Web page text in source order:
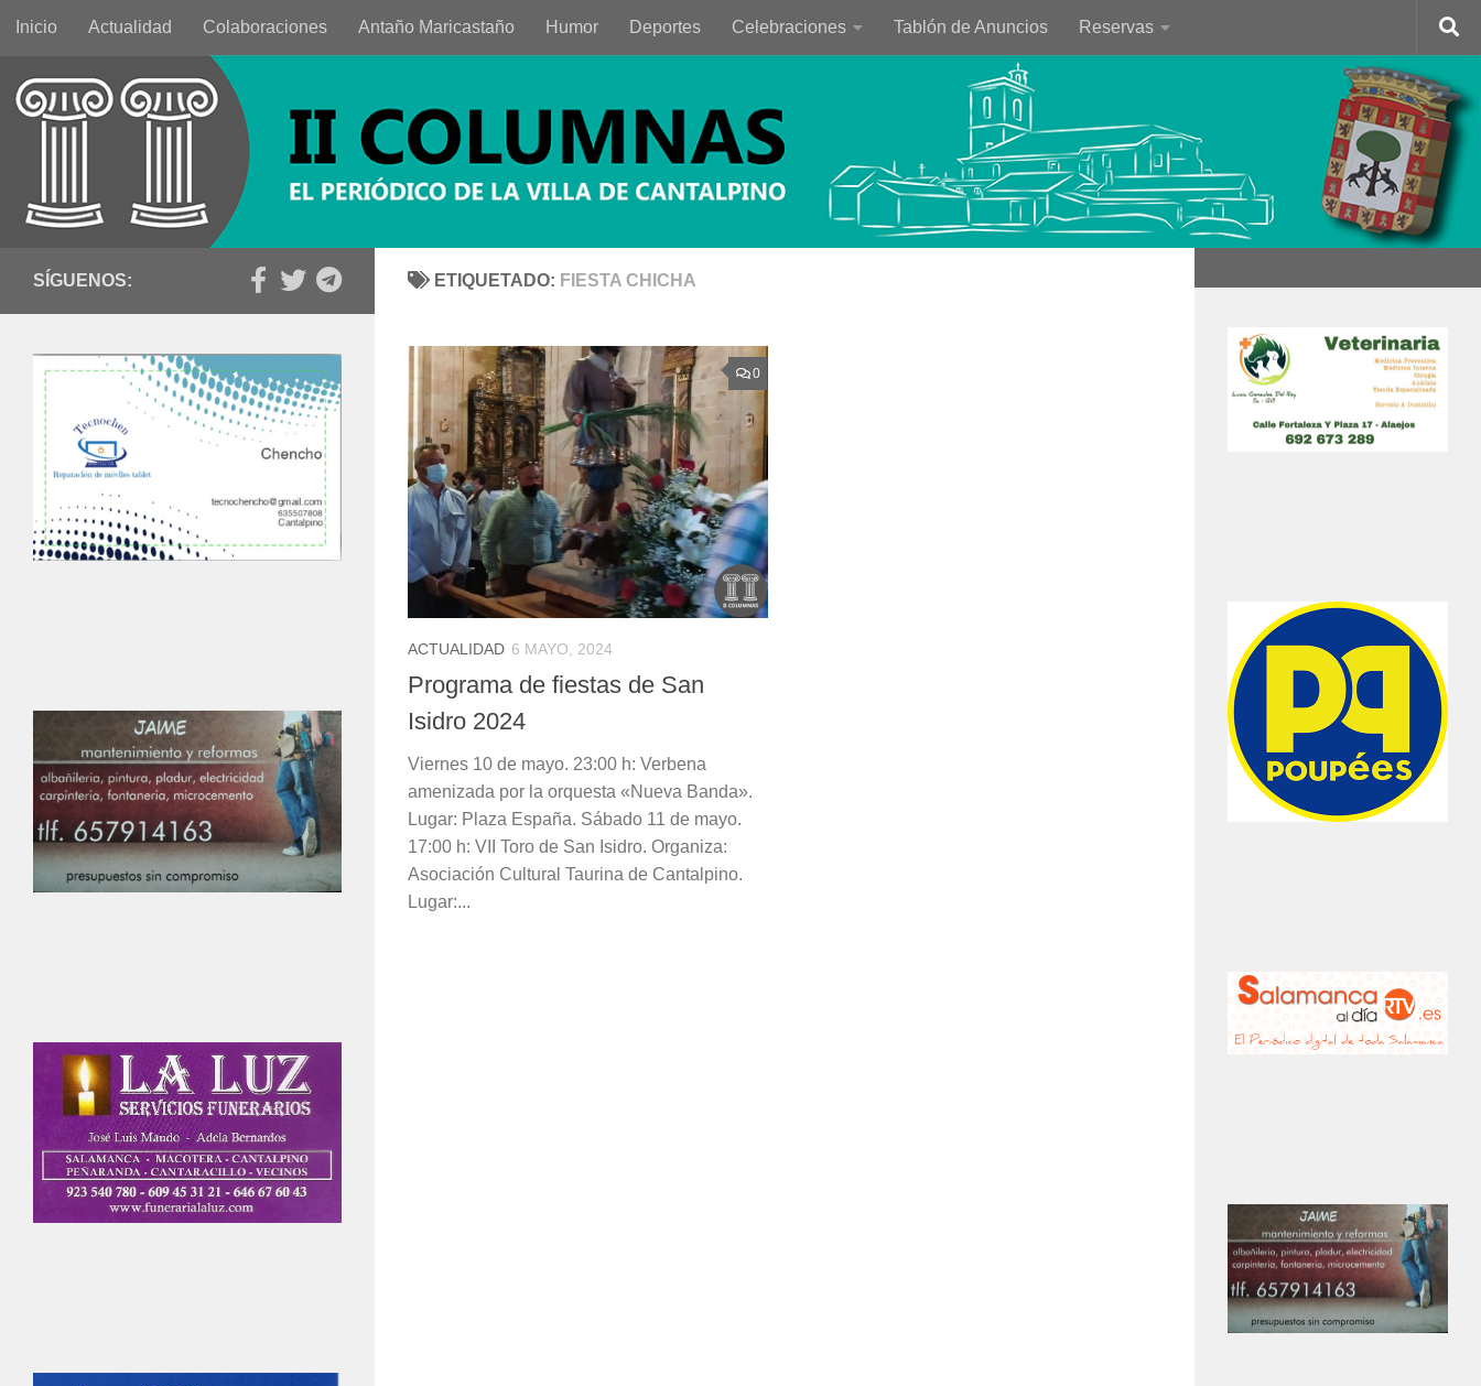
Saltar al contenido
Inicio Actualidad Colaboraciones Antaño Maricastaño Humor Deportes Celebraciones Tablón de Anuncios Reservas
ETIQUETADO: FIESTA CHICHA
0
ACTUALIDAD 6 MAYO, 2024
Programa de fiestas de San
Isidro 2024
Viernes 10 de mayo. 23:00 h: Verbena
amenizada por la orquesta «Nueva Banda».
Lugar: Plaza España. Sábado 11 de mayo.
17:00 h: VII Toro de San Isidro. Organiza:
Asociación Cultural Taurina de Cantalpino.
Lugar:...
SÍGUENOS: